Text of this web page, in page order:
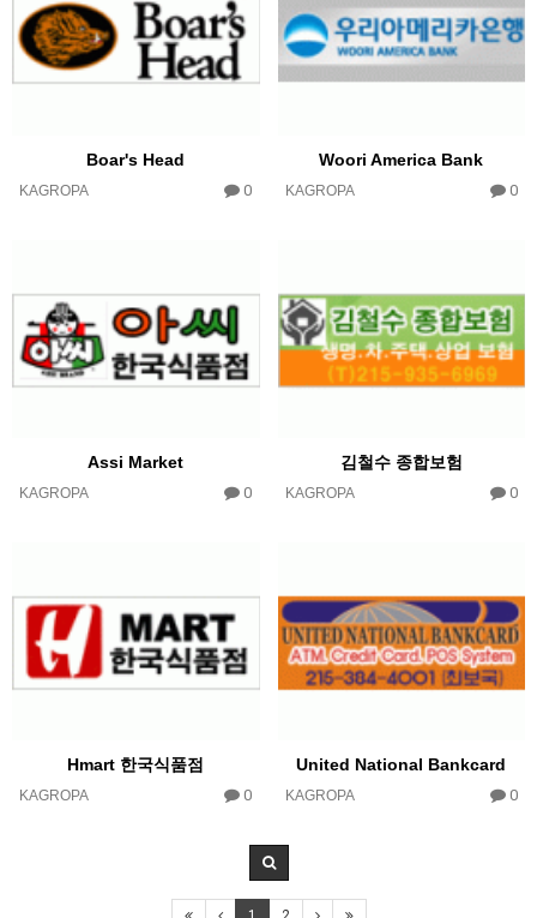
Boar's Head
KAGROPA 0
Woori America Bank
KAGROPA 0
Assi Market
KAGROPA 0
김철수 종합보험
KAGROPA 0
Hmart 한국식품점
KAGROPA 0
United National Bankcard
KAGROPA 0